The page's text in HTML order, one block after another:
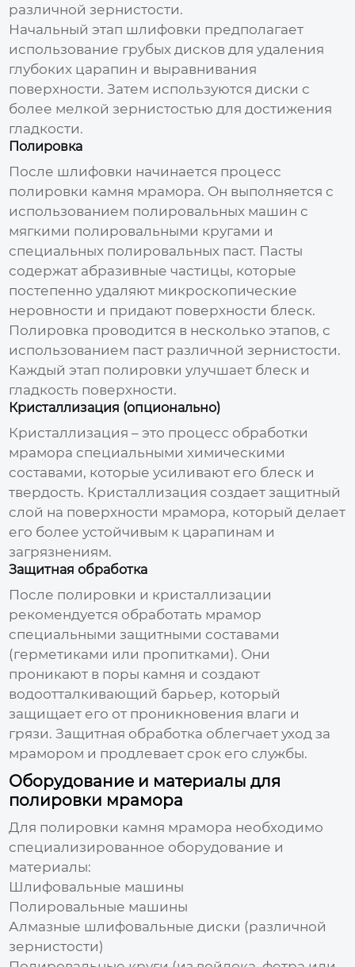
различной зернистости.
Начальный этап шлифовки предполагает
использование грубых дисков для удаления
глубоких царапин и выравнивания
поверхности. Затем используются диски с
более мелкой зернистостью для достижения
гладкости.
Полировка
После шлифовки начинается процесс
полировки камня мрамора. Он выполняется с
использованием полировальных машин с
мягкими полировальными кругами и
специальных полировальных паст. Пасты
содержат абразивные частицы, которые
постепенно удаляют микроскопические
неровности и придают поверхности блеск.
Полировка проводится в несколько этапов, с
использованием паст различной зернистости.
Каждый этап полировки улучшает блеск и
гладкость поверхности.
Кристаллизация (опционально)
Кристаллизация – это процесс обработки
мрамора специальными химическими
составами, которые усиливают его блеск и
твердость. Кристаллизация создает защитный
слой на поверхности мрамора, который делает
его более устойчивым к царапинам и
загрязнениям.
Защитная обработка
После полировки и кристаллизации
рекомендуется обработать мрамор
специальными защитными составами
(герметиками или пропитками). Они
проникают в поры камня и создают
водоотталкивающий барьер, который
защищает его от проникновения влаги и
грязи. Защитная обработка облегчает уход за
мрамором и продлевает срок его службы.
Оборудование и материалы для
полировки мрамора
Для полировки камня мрамора необходимо
специализированное оборудование и
материалы:
Шлифовальные машины
Полировальные машины
Алмазные шлифовальные диски (различной
зернистости)